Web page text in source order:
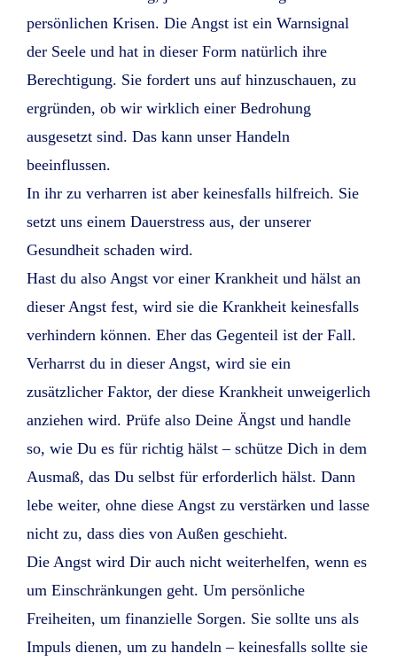
persönlichen Krisen. Die Angst ist ein Warnsignal
der Seele und hat in dieser Form natürlich ihre
Berechtigung. Sie fordert uns auf hinzuschauen, zu
ergründen, ob wir wirklich einer Bedrohung
ausgesetzt sind. Das kann unser Handeln
beeinflussen.
In ihr zu verharren ist aber keinesfalls hilfreich. Sie
setzt uns einem Dauerstress aus, der unserer
Gesundheit schaden wird.
Hast du also Angst vor einer Krankheit und hälst an
dieser Angst fest, wird sie die Krankheit keinesfalls
verhindern können. Eher das Gegenteil ist der Fall.
Verharrst du in dieser Angst, wird sie ein
zusätzlicher Faktor, der diese Krankheit unweigerlich
anziehen wird. Prüfe also Deine Ängst und handle
so, wie Du es für richtig hälst – schütze Dich in dem
Ausmaß, das Du selbst für erforderlich hälst. Dann
lebe weiter, ohne diese Angst zu verstärken und lasse
nicht zu, dass dies von Außen geschieht.
Die Angst wird Dir auch nicht weiterhelfen, wenn es
um Einschränkungen geht. Um persönliche
Freiheiten, um finanzielle Sorgen. Sie sollte uns als
Impuls dienen, um zu handeln – keinesfalls sollte sie